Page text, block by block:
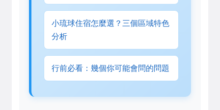
小琉球住宿怎麼選？三個區域特色
分析
行前必看：幾個你可能會問的問題